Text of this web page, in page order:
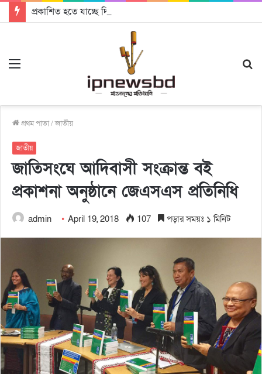
প্রকাশিত হতে যাচ্ছে দি রাবুগার নতুন গান ‘Baljanggi’
প্রথম পাতা/জাতীয়
জাতীয়
জাতিসংঘে আদিবাসী সংক্রান্ত বই
প্রকাশনা অনুষ্ঠানে জেএসএস প্রতিনিধি
admin April 19, 2018 107 পড়ার সময়ঃ ১ মিনিট